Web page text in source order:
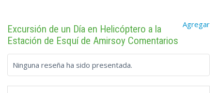
Agregar
Excursión de un Día en Helicóptero a la
Estación de Esquí de Amirsoy Comentarios
Ninguna reseña ha sido presentada.